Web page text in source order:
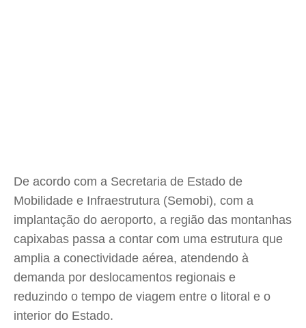
De acordo com a Secretaria de Estado de
Mobilidade e Infraestrutura (Semobi), com a
implantação do aeroporto, a região das montanhas
capixabas passa a contar com uma estrutura que
amplia a conectividade aérea, atendendo à
demanda por deslocamentos regionais e
reduzindo o tempo de viagem entre o litoral e o
interior do Estado.